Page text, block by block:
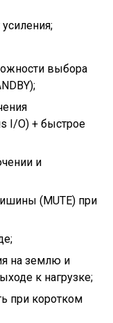
выбора
I/O) + быстрое
и
(MUTE) при
на землю и
к нагрузке;
при коротком